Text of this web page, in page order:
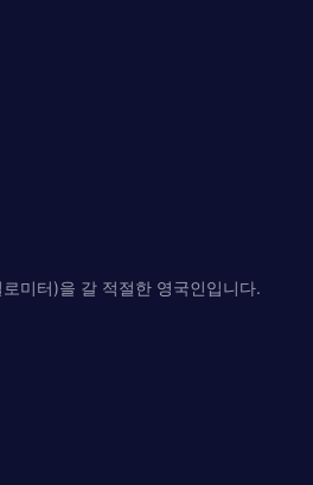
미터)을 갈 적절한 영국인입니다.